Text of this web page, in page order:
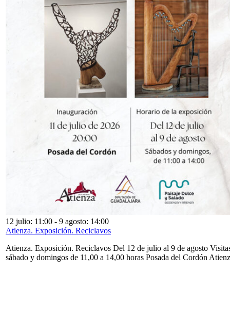
12 julio: 11:00 - 9 agosto: 14:00
Atienza. Exposición. Reciclavos
Atienza. Exposición. Reciclavos Del 12 de julio al 9 de agosto
sábado y domingos de 11,00 a 14,00 horas Posada del Cordón